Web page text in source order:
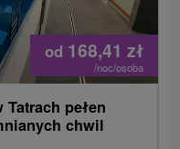
od 168,41 zł
/noc/osoba
pełen
chwil